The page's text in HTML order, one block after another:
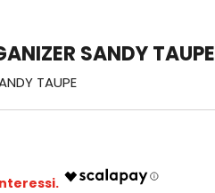
SANDY TAUPE
TAUPE